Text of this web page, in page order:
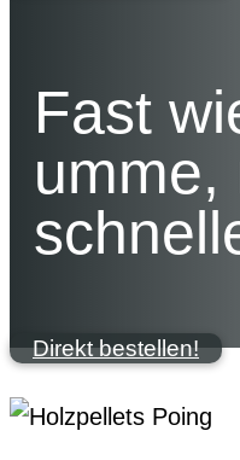
Fast
umme,
Direkt bestellen!